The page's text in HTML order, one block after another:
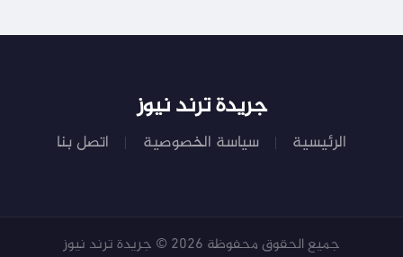
جريدة ترند نيوز
الرئيسية سياسة الخصوصية اتصل بنا
جميع الحقوق محفوظة 2026 © جريدة ترند نيوز